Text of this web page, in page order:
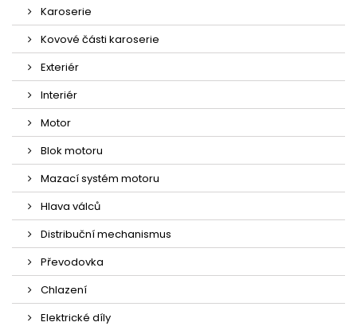
Karoserie
Kovové části karoserie
Exteriér
Interiér
Motor
Blok motoru
Mazací systém motoru
Hlava válců
Distribuční mechanismus
Převodovka
Chlazení
Elektrické díly